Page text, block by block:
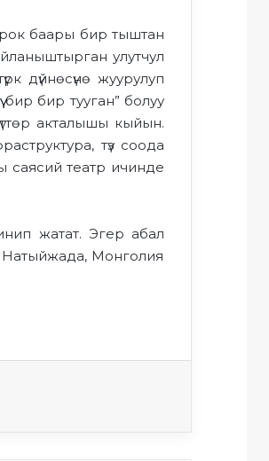
баары бир тыштан
улутчул
дүйнөсүнөжуурулуп
бир бир тууган” болуу
акталышы кыйын.
, түз соода
саясийтеатр ичинде
жатат. Эгер абал
Натыйжада, Монголия